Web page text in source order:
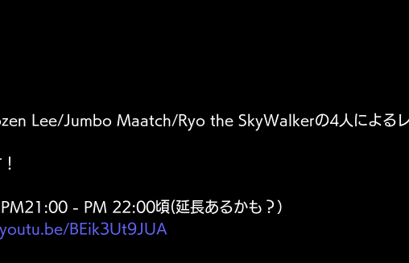
Lee/Jumbo Maatch/Ryo the SkyWalkerの4人による
- PM 22:00頃(延長あるかも？）
BEik3Ut9JUA